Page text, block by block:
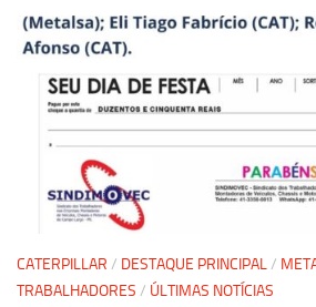
CATERPILLAR / DESTAQUE PRINCIPAL/
TRABALHADORES / ÚLTIMAS NOTÍCIAS